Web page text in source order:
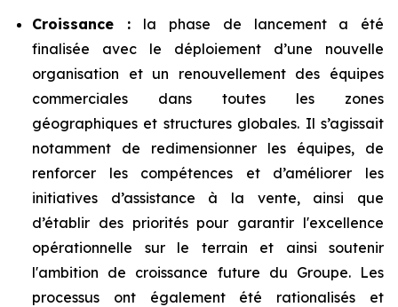
Croissance : la phase de lancement a été
finalisée avec le déploiement d’une nouvelle
organisation et un renouvellement des équipes
commerciales dans toutes les zones
géographiques et structures globales. Il s’agissait
notamment de redimensionner les équipes, de
renforcer les compétences et d’améliorer les
initiatives d’assistance à la vente, ainsi que
d’établir des priorités pour garantir l'excellence
opérationnelle sur le terrain et ainsi soutenir
l'ambition de croissance future du Groupe. Les
processus ont également été rationalisés et